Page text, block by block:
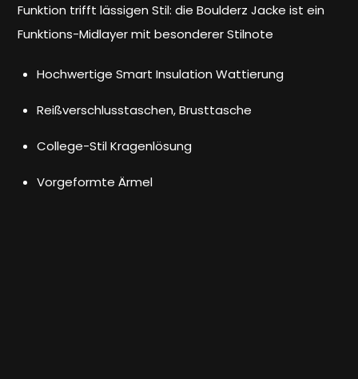
Funktion trifft lässigen Stil: die Boulderz Jacke ist ein
Funktions-Midlayer mit besonderer Stilnote
Hochwertige Smart Insulation Wattierung
Reißverschlusstaschen, Brusttasche
College-Stil Kragenlösung
Vorgeformte Ärmel